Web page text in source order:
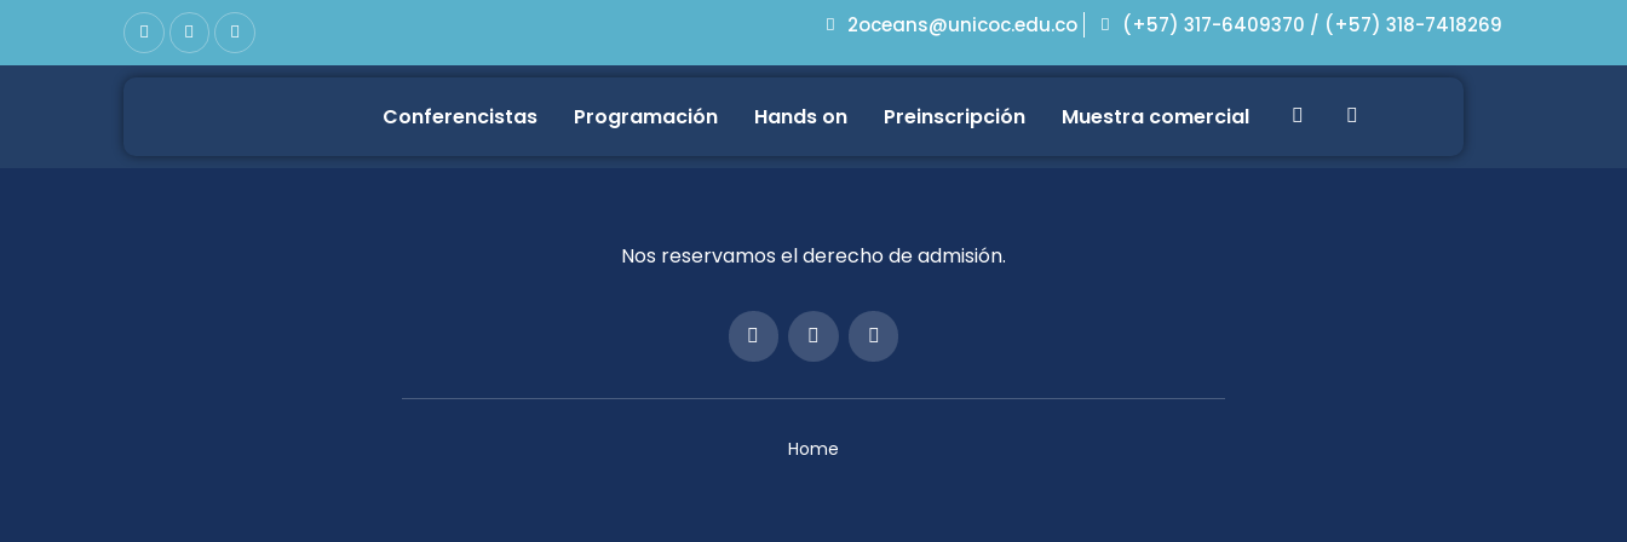
2oceans@unicoc.edu.co (+57) 317-6409370 / (+57) 318-7418269
Conferencistas Programación Hands on Preinscripción Muestra comercial
Nos reservamos el derecho de admisión.
Home